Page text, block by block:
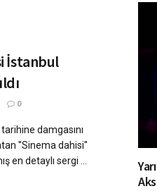
İstanbul
0
damgasını
''Sinema dahisi''
en detaylı sergi ...